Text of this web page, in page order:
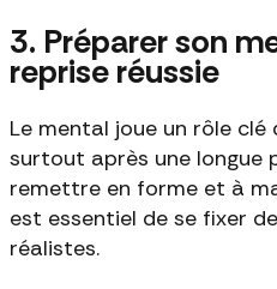
3. Préparer son
reprise réussie
Le mental joue un rôle
surtout après une longue
remettre en forme et à
est essentiel de se fixer
réalistes.